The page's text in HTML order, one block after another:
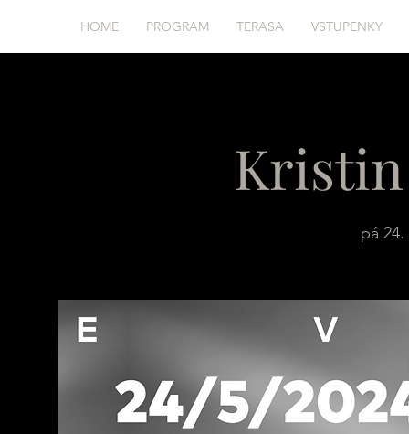
HOME PROGRAM TERASA VSTUPENKY
pá 24.